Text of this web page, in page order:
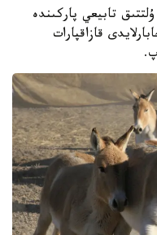
تابيعي پاركىندە
حابارلايدى قازاقپارات